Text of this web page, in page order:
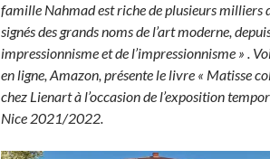
famille Nahmad est riche de plusieurs milliers
signés des grands noms de l’art moderne,
impressionnisme et de l’impressionnisme » .
en ligne, Amazon, présente le livre « Matisse
chez Lienart à l’occasion de l’exposition
Nice 2021/2022.